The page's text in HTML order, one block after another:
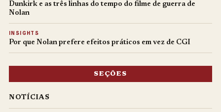
Dunkirk e as três linhas do tempo do filme de guerra de
Nolan
INSIGHTS
Por que Nolan prefere efeitos práticos em vez de CGI
SEÇÕES
NOTÍCIAS